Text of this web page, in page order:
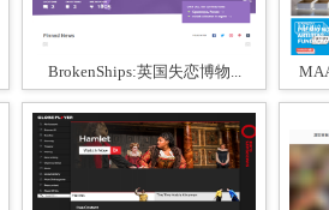
BrokenShips:英国失恋博物...